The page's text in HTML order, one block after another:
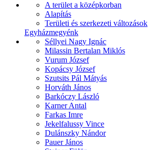
A terület a középkorban
Alapítás
Területi és szerkezeti változások
Egyházmegyénk
Séllyei Nagy Ignác
Milassin Bertalan Miklós
Vurum József
Kopácsy József
Szutsits Pál Mátyás
Horváth János
Barkóczy László
Karner Antal
Farkas Imre
Jekelfalussy Vince
Dulánszky Nándor
Pauer János